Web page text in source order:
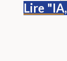
Lire